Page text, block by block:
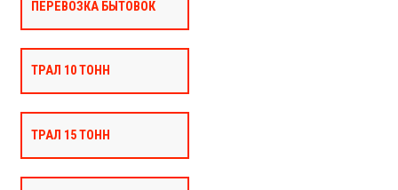
ПЕРЕВОЗКА БЫТОВОК
ТРАЛ 10 ТОНН
ТРАЛ 15 ТОНН